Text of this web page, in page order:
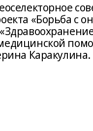
«Борьба с
Каракулина.